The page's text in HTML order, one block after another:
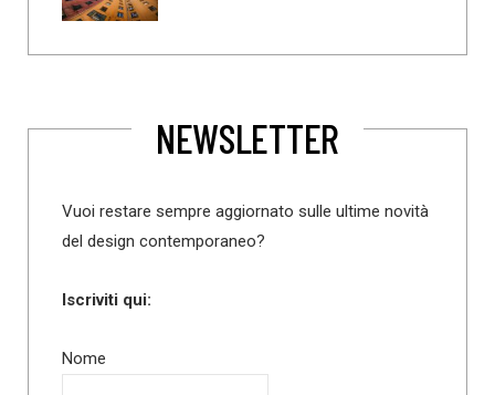
NEWSLETTER
Vuoi restare sempre aggiornato sulle ultime novità
del design contemporaneo?
Iscriviti qui:
Nome